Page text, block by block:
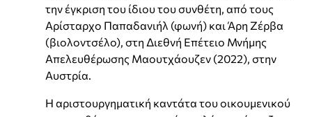
την έγκριση του ίδιου του συνθέτη, από τους
Αρίσταρχο Παπαδανιήλ (φωνή) και Άρη Ζέρβα
(βιολοντσέλο), στη Διεθνή Επέτειο Μνήμης
Απελευθέρωσης Μαουτχάουζεν (2022), στην
Αυστρία.
Η αριστουργηματική καντάτα του οικουμενικού